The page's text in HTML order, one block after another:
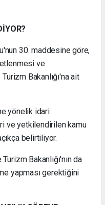
30. maddesine göre,
ve
Bakanlığı'na ait
yönelik idari
ve yetkilendirilen kamu
belirtiliyor.
Bakanlığı'nın da
yapması gerektiğini